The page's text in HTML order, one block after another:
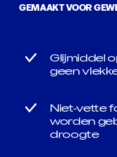
GEMAAKT VOOR
Glijmiddel
geen
Niet-vette
worden
droogte